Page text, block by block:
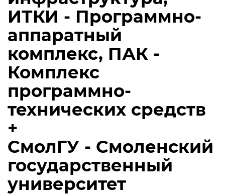
ИТКИ - Программно-
аппаратный
комплекс, ПАК -
Комплекс
программно-
технических средств
+
СмолГУ - Смоленский
государственный
университет